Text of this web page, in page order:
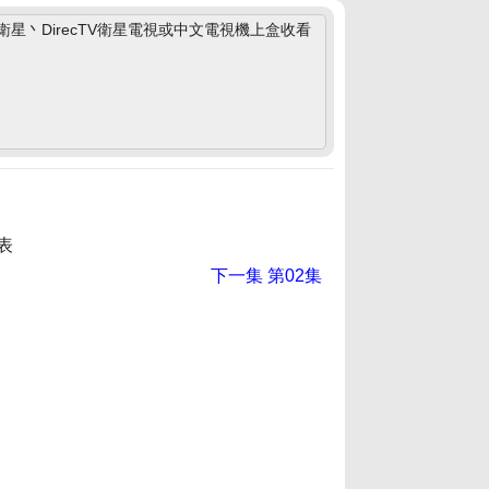
星丶DirecTV衛星電視或中文電視機上盒收看
下一集第02集